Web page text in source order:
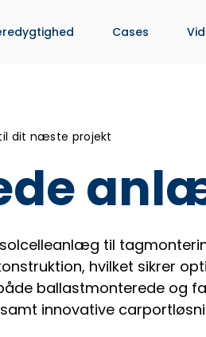
Cases
dit næste projekt
til
hvilket sikrer
ballastmonterede og
innovative